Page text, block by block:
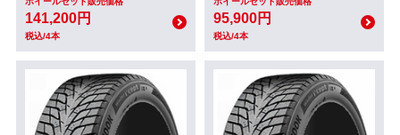
141,200円
税込/4本
95,900円
税込/4本